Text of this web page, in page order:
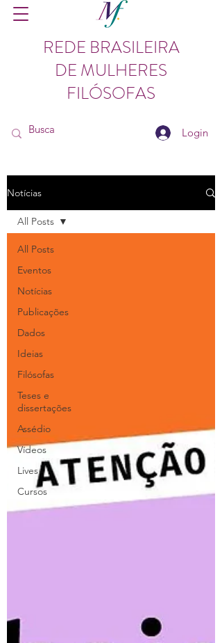
REDE BRASILEIRA
DE MULHERES
FILÓSOFAS
Login
Notícias
All Posts
Eventos
Notícias
Publicações
Dados
Ideias
Filósofas
Teses e
dissertações
Assédio
Vídeos
Lives
Cursos
All Posts